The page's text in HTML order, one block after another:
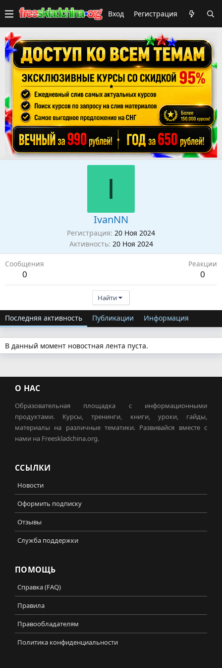
Вход Регистрация
I
IvanNN
Регистрация 20 Ноя 2024
Активность 20 Ноя 2024
Сообщения
0
Реакции
0
Найти
Последняя активность Публикации Информация
В данный момент новостная лента пуста.
О НАС
Образовательная площадка с информационными
продуктами. Курсы, тренинги, книги, уроки, гайды,
материалы на различные тематики. Развивайся вместе с
нами на Freeskladchina.org.
ССЫЛКИ
Новости
Оформить подписку
Отзывы
Служба поддержки
ПОМОЩЬ
Справка (FAQ)
Правила
Правообладателям
Политика конфиденциальности